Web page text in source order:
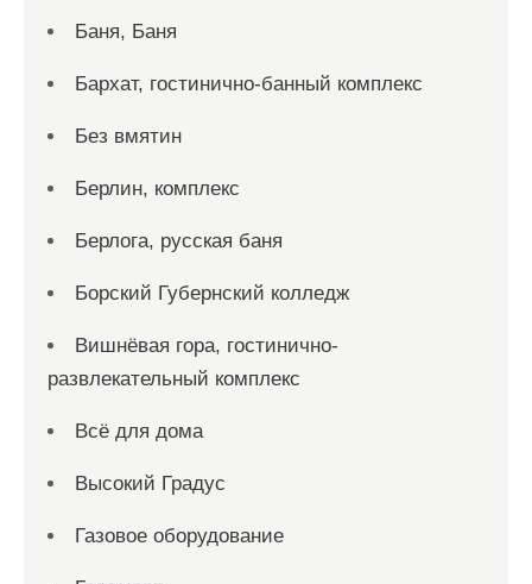
Баня, Баня
Бархат, гостинично-банный комплекс
Без вмятин
Берлин, комплекс
Берлога, русская баня
Борский Губернский колледж
Вишнёвая гора, гостинично-
развлекательный комплекс
Всё для дома
Высокий Градус
Газовое оборудование